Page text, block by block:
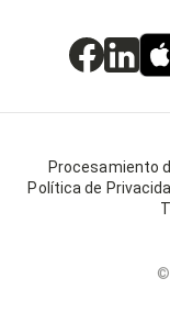
Procesamiento
Política de
©